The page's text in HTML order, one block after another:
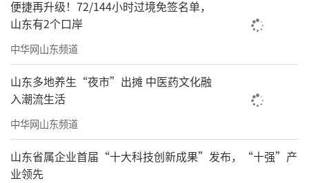
便捷再升级！72/144小时过境免签名单，
山东有2个口岸
中华网山东频道
山东多地养生“夜市”出摊 中医药文化融
入潮流生活
中华网山东频道
山东省属企业首届“十大科技创新成果”发布，“十强”产
业领先